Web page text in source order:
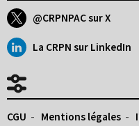
@CRPNPAC sur X
La CRPN sur LinkedIn
CGU Mentions légales